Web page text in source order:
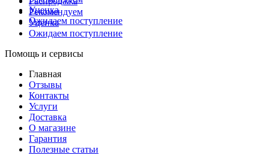
Уценка
Ожидаем поступление
Рекомендуем
Уценка
Ожидаем поступление
Помощь и сервисы
Главная
Отзывы
Контакты
Услуги
Доставка
О магазине
Гарантия
Полезные статьи